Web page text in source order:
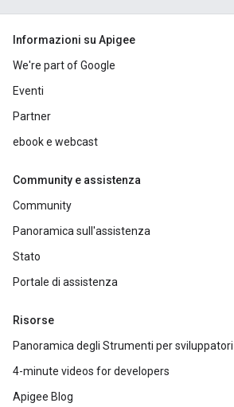
Informazioni su Apigee
We're part of Google
Eventi
Partner
ebook e webcast
Community e assistenza
Community
Panoramica sull'assistenza
Stato
Portale di assistenza
Risorse
Panoramica degli Strumenti per sviluppatori
4-minute videos for developers
Apigee Blog